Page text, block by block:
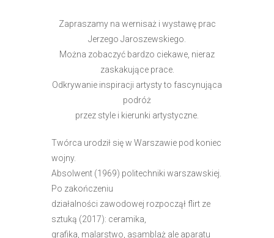
Zapraszamy na wernisaż i wystawę prac
Jerzego Jaroszewskiego.
Można zobaczyć bardzo ciekawe, nieraz
zaskakujące prace.
Odkrywanie inspiracji artysty to fascynująca
podróż
przez style i kierunki artystyczne.
Twórca urodził się w Warszawie pod koniec
wojny.
Absolwent (1969) politechniki warszawskiej.
Po zakończeniu
działalności zawodowej rozpoczął flirt ze
sztuką (2017): ceramika,
grafika, malarstwo, asamblaż ale aparatu